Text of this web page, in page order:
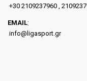
+30 2109237960 ,
EMAIL:
info@ligasport.gr